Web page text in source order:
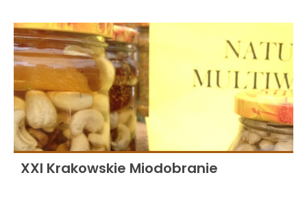
XXI Krakowskie Miodobranie